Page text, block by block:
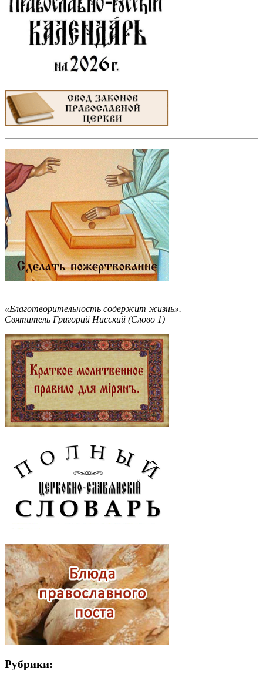
«Благотворительность содержит жизнь».
Святитель Григорий Нисский (Слово 1)
Рубрики: